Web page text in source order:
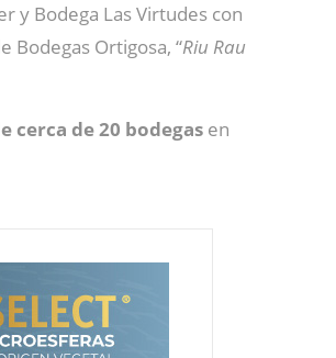
y Bodega Las Virtudes con
Bodegas Ortigosa, “Riu Rau
cerca de 20 bodegas en